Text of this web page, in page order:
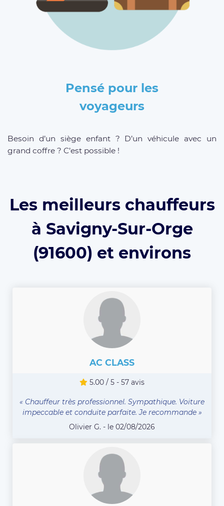
Pensé pour les
voyageurs
Besoin d’un siège enfant ? D’un véhicule avec un
grand coffre ? C’est possible !
Les meilleurs chauffeurs
à Savigny-Sur-Orge
(91600) et environs
AC CLASS
5.00 / 5 - 57 avis
« Chauffeur très professionnel. Sympathique. Voiture
impeccable et conduite parfaite. Je recommande »
Olivier G. - le 02/08/2026